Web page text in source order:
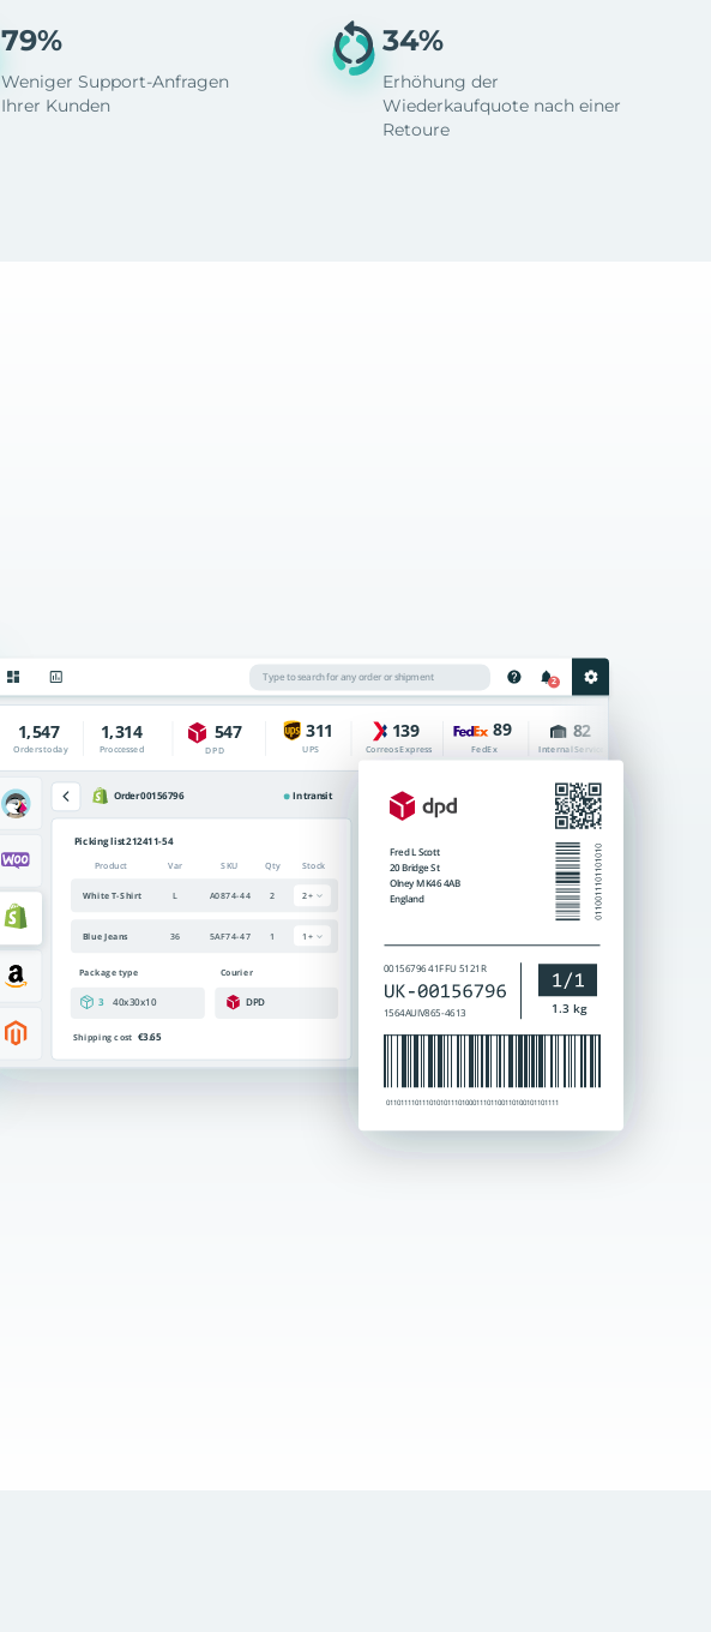
79%
Weniger Support-Anfragen
Ihrer Kunden
34%
Erhöhung der
Wiederkaufquote nach einer
Retoure